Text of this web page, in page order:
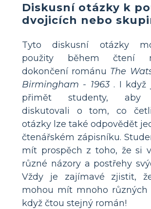
Diskusní otázky k
dvojicích nebo
Tyto diskusní otázky
použity během čtení
dokončení románu The
Birmingham - 1963. I když
přimět studenty, aby
diskutovali o tom, co
otázky lze také odpovědět
čtenářském zápisníku.
mít prospěch z toho, že si
různé názory a postřehy
Vždy je zajímavé zjistit,
mohou mít mnoho různých
když čtou stejný román!